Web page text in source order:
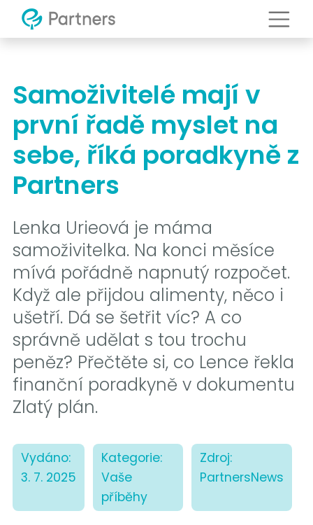
Samoživitelé mají v
první řadě myslet na
sebe, říká poradkyně z
Partners
Lenka Urieová je máma
samoživitelka. Na konci měsíce
mívá pořádně napnutý rozpočet.
Když ale přijdou alimenty, něco i
ušetří. Dá se šetřit víc? A co
správně udělat s tou trochu
peněz? Přečtěte si, co Lence řekla
finanční poradkyně v dokumentu
Zlatý plán.
Vydáno:
3. 7. 2025
Kategorie:
Vaše
příběhy
Zdroj:
PartnersNews